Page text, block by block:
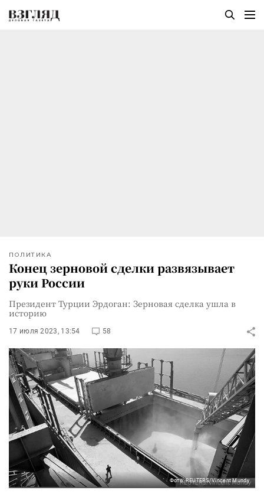
ПОЛИТИКА
Конец зерновой сделки развязывает
руки России
Президент Турции Эрдоган: Зерновая сделка ушла в
историю
17 июля 2023, 13:54 58
Фото: REUTERS/Vincent Mundy